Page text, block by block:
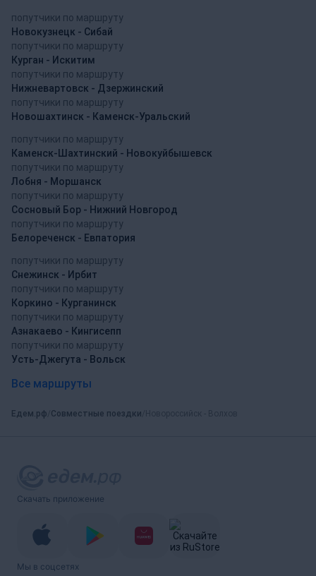
попутчики по маршруту
Новокузнецк - Сибай
попутчики по маршруту
Курган - Искитим
попутчики по маршруту
Нижневартовск - Дзержинский
попутчики по маршруту
Новошахтинск - Каменск-Уральский
попутчики по маршруту
Каменск-Шахтинский - Новокуйбышевск
попутчики по маршруту
Лобня - Моршанск
попутчики по маршруту
Сосновый Бор - Нижний Новгород
попутчики по маршруту
Белореченск - Евпатория
попутчики по маршруту
Снежинск - Ирбит
попутчики по маршруту
Коркино - Курганинск
попутчики по маршруту
Азнакаево - Кингисепп
попутчики по маршруту
Усть-Джегута - Вольск
Все маршруты
Едем.рф Совместные поездки
Скачать приложение
Мы в соцсетях